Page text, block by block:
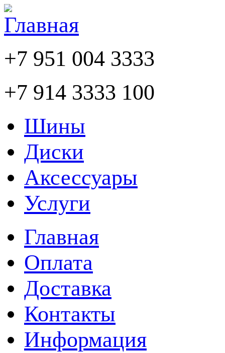
+7 951 004 3333
+7 914 3333 100
Шины
Диски
Аксессуары
Услуги
Главная
Оплата
Доставка
Контакты
Информация